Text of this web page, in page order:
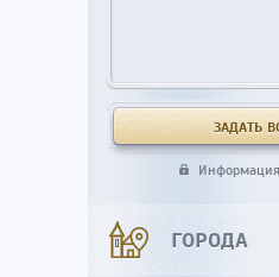
ГОРОДА